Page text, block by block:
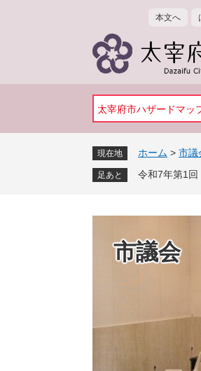
本文へ
太宰府市ハザードマッ
現在地 ホーム > 市議
足あと 令和7年第1回
市議会